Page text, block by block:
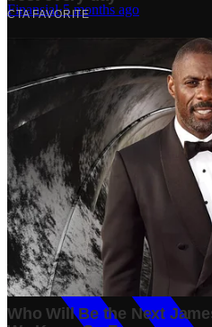
Finansial·5 months ago
10 Makam Wali di Banten:
Spiritualitas dan Sejarah
Tech 2 years ago
Analisis Bisnis Kopi Kenangan
dalam Industri Kopi Indonesia
Bisnis·1 year ago
Share: